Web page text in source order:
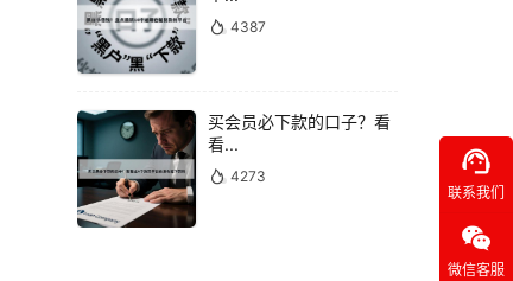
4387
买会员必下款的口子？看
看...
4273 support_agent
联系我们
wechat
微信客服